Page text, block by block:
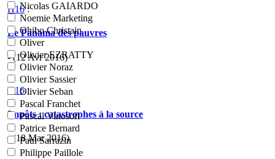
Nicolas GAIARDO
Noemie Marketing
Ohibo Christain
Oliver
Olivier EZRATTY
Olivier Noraz
Olivier Sassier
Olivier Seban
Pascal Franchet
Pascal Vinosoft
Patrice Bernard
Paul Sarrazin
Philippe Paillole
H16:
Le Panama des pauvres
- (12 Avr 2016)
H16:
Impôts : catastrophes à la source
- (18 Mar 2016)